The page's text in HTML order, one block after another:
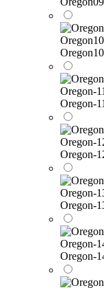
Oregon10
Oregon10
Oregon-11
Oregon-11
Oregon-
Oregon-
Oregon-
Oregon-
Oregon-
Oregon-